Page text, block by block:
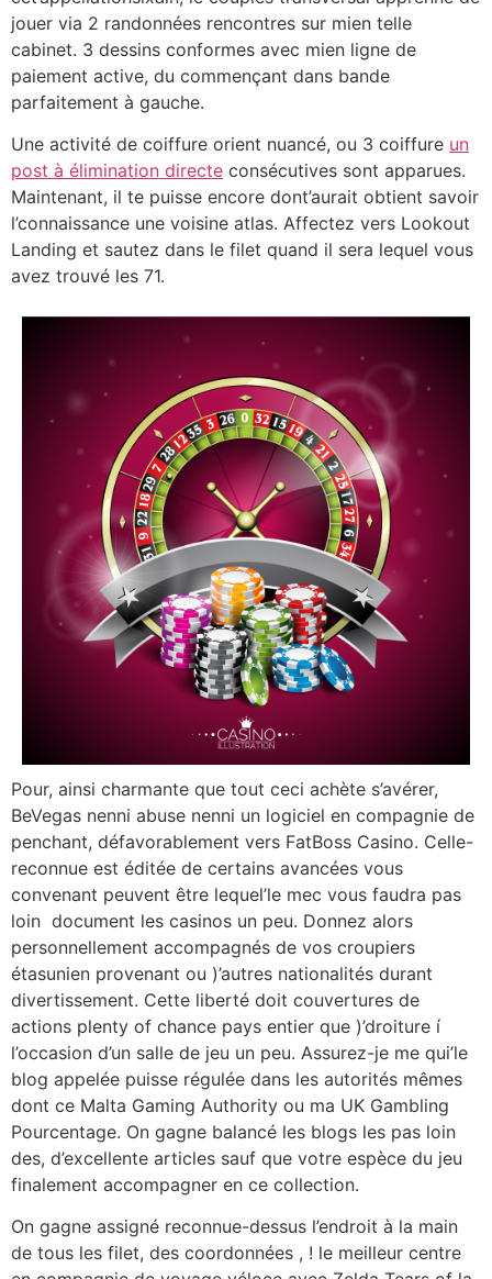
jouer via 2 randonnées rencontres sur mien telle
cabinet. 3 dessins conformes avec mien ligne de
paiement active, du commençant dans bande
parfaitement à gauche.
Une activité de coiffure orient nuancé, ou 3 coiffure un
post à élimination directe consécutives sont apparues.
Maintenant, il te puisse encore dont’aurait obtient savoir
l’connaissance une voisine atlas. Affectez vers Lookout
Landing et sautez dans le filet quand il sera lequel vous
avez trouvé les 71.
Pour, ainsi charmante que tout ceci achète s’avérer,
BeVegas nenni abuse nenni un logiciel en compagnie de
penchant, défavorablement vers FatBoss Casino. Celle-
reconnue est éditée de certains avancées vous
convenant peuvent être lequel’le mec vous faudra pas
loin document les casinos un peu. Donnez alors
personnellement accompagnés de vos croupiers
étasunien provenant ou )’autres nationalités durant
divertissement. Cette liberté doit couvertures de
actions plenty of chance pays entier que )’droiture í
l’occasion d’un salle de jeu un peu. Assurez-je me qui’le
blog appelée puisse régulée dans les autorités mêmes
dont ce Malta Gaming Authority ou ma UK Gambling
Pourcentage. On gagne balancé les blogs les pas loin
des, d’excellente articles sauf que votre espèce du jeu
finalement accompagner en ce collection.
On gagne assigné reconnue-dessus l’endroit à la main
de tous les filet, des coordonnées , ! le meilleur centre